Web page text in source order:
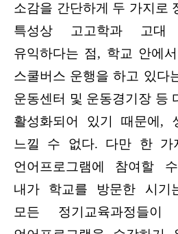
소감을 간단하게 두 가지로
특성상 고고학과 고대
유익하다는 점, 학교 안에
스쿨버스 운행을 하고 있다
운동센터 및 운동경기장 등
활성화되어 있기 때문에,
느낄 수 없다. 다만 한 가
언어프로그램에 참여할
내가 학교를 방문한 시기
모든 정기교육과정들이